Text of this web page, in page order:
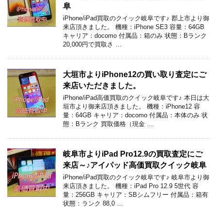
阜
iPhone/iPad買取のクイック岐阜です♪ 郡上市より御
来店頂きました。 機種：iPhone SE3 容量：64GB
キャリア：docomo 付属品：箱のみ 状態：Bランク
20,000円で買取さ …
大垣市よりiPhone12の買い取り査定にご
来店いただきました。
iPhone/iPad高価買取のクイック岐阜です♪ 本日は大
垣市より御来店頂きました。 機種：iPhone12 容
量：64GB キャリア：docomo 付属品：本体のみ 状
態：Bランク 買取価格（現金 …
岐阜市よりiPad Pro12.9の買取査定にご
来店～♪アイパッド高価買取クイック岐阜
iPhone/iPad買取のクイック岐阜です♪ 岐阜市より御
来店頂きました。 機種：iPad Pro 12.9 5世代 容
量：256GB キャリア：SBシムフリー 付属品：箱有
状態：ランク 88,0 …